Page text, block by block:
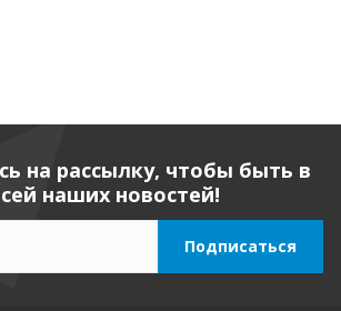
на рассылку, чтобы быть в
наших новостей!